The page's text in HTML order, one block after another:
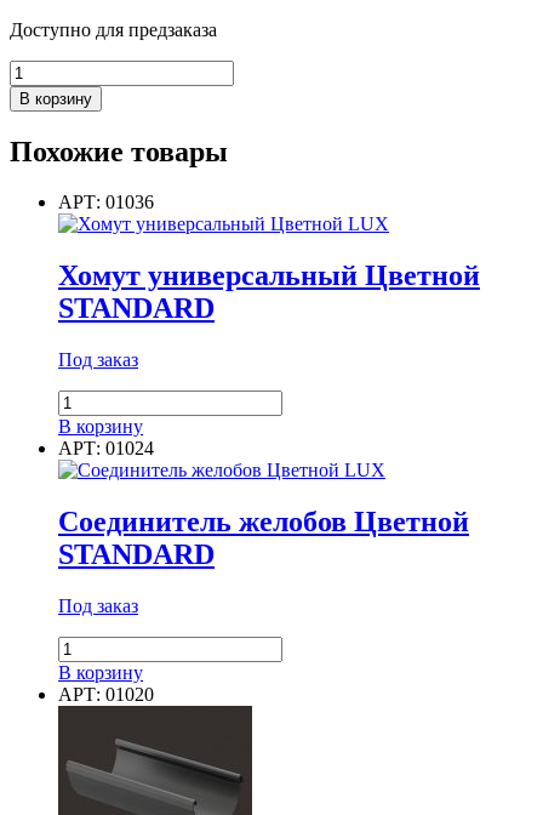
Доступно для предзаказа
Количество
товара
Угловой
135°
PREMIUM
В корзину
Похожие товары
АРТ: 01036
Хомут универсальный Цветной
STANDARD
Под заказ
Количество
товара
Хомут
универсальный
Цветной
STANDARD
В корзину
АРТ: 01024
Соединитель желобов Цветной
STANDARD
Под заказ
Количество
товара
Соединитель
желобов
STANDARD
В корзину
АРТ: 01020